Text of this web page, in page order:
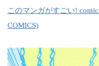
このマンガがすごい!
COMICS)